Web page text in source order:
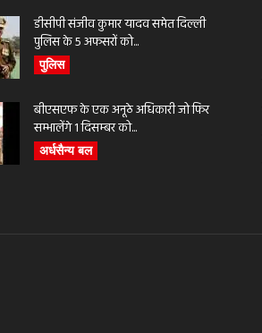
डीसीपी संजीव कुमार यादव समेत दिल्ली
पुलिस के 5 अफसरों को...
पुलिस
बीएसएफ के एक अनूठे अधिकारी जो फिर
सम्भालेंगे 1 दिसम्बर को...
अर्धसैन्य बल